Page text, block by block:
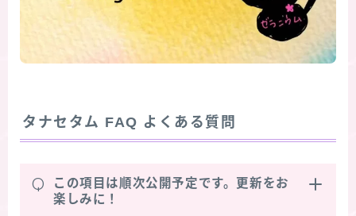
タナセタム FAQ よくある質問
Q
この項目は順次公開予定です。更新をお
楽しみに！